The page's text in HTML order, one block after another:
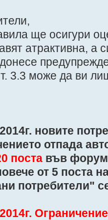
ще осигури
атрактивна, а
3.3 може да ви
новите
отпада
поста във
от 5 поста
потребители"